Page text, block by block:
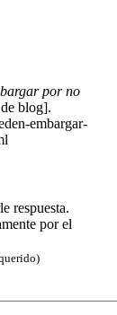
por no
blog].
embargar-
respuesta.
por el